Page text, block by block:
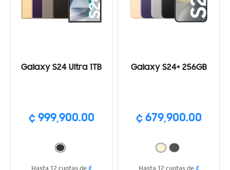
Galaxy S24 Ultra 1TB
¢ 999,900.00
Galaxy S24+ 256GB
¢ 679,900.00